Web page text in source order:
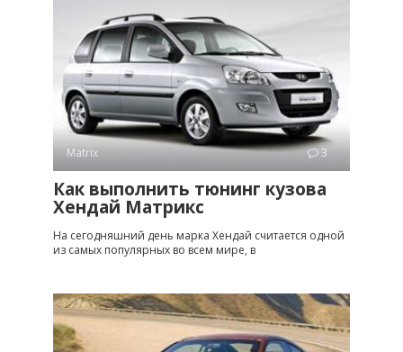
Matrix 3
Как выполнить тюнинг кузова
Хендай Матрикс
На сегодняшний день марка Хендай считается одной
из самых популярных во всем мире, в